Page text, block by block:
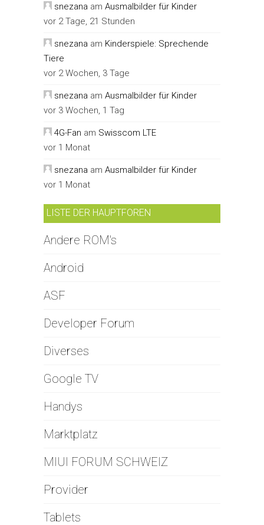
snezana am Ausmalbilder für Kinder
vor 2 Tage, 21 Stunden
snezana am Kinderspiele: Sprechende
Tiere
vor 2 Wochen, 3 Tage
snezana am Ausmalbilder für Kinder
vor 3 Wochen, 1 Tag
4G-Fan am Swisscom LTE
vor 1 Monat
snezana am Ausmalbilder für Kinder
vor 1 Monat
LISTE DER HAUPTFOREN
Andere ROM's
Android
ASF
Developer Forum
Diverses
Google TV
Handys
Marktplatz
MIUI FORUM SCHWEIZ
Provider
Tablets